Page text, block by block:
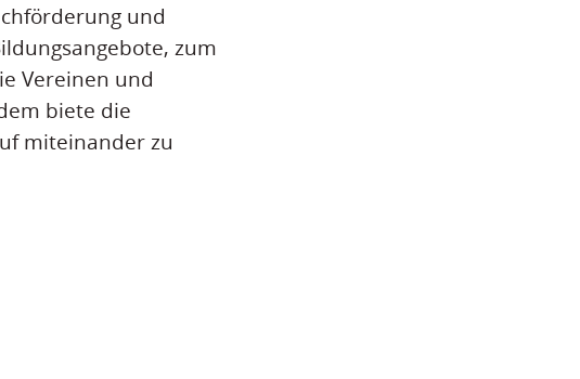
und
zum
Vereinen und
biete die
miteinander zu